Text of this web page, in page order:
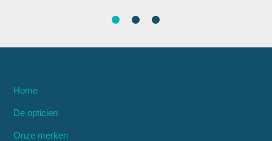
Home
De opticien
Onze merken